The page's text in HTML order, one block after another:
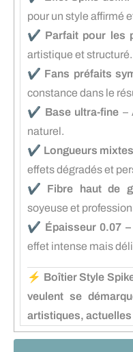
pour un style affirmé
✔️ Parfait pour les
artistique et structuré.
✔️ Fans préfaits
constance dans le
✔️ Base ultra-fine –
naturel.
✔️ Longueurs
effets dégradés et
✔️ Fibre haut de
soyeuse et
✔️ Épaisseur 0.07
effet intense mais
⚡ Boîtier Style
veulent se
artistiques, actuelles